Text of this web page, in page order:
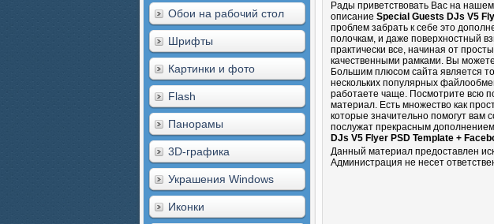
Обои на рабочий стол
Шрифты
Картинки и фото
Flash
Панорамы
3D-графика
Украшения Windows
Иконки
Рады приветствовать Вас на
описание Special Guests DJs V5
проблем забрать к себе это
полочкам, и даже поверхностный
практически все, начиная от
качественными рамками. Вы
Большим плюсом сайта является
нескольких популярных
работаете чаще. Посмотрите всю
материал. Есть множество как
которые значительно помогут вам
послужат прекрасным
DJs V5 Flyer PSD Template +
Данный материал предоставлен
Администрация не несет